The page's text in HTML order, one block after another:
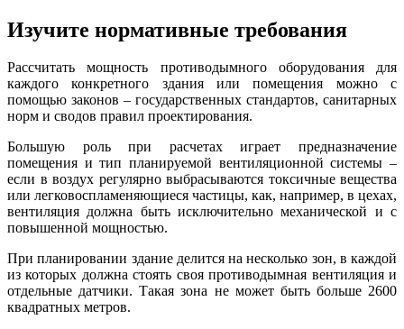
Изучите нормативные требования
Рассчитать мощность противодымного оборудования для
каждого конкретного здания или помещения можно с
помощью законов – государственных стандартов, санитарных
норм и сводов правил проектирования.
Большую роль при расчетах играет предназначение
помещения и тип планируемой вентиляционной системы –
если в воздух регулярно выбрасываются токсичные вещества
или легковоспламеняющиеся частицы, как, например, в цехах,
вентиляция должна быть исключительно механической и с
повышенной мощностью.
При планировании здание делится на несколько зон, в каждой
из которых должна стоять своя противодымная вентиляция и
отдельные датчики. Такая зона не может быть больше 2600
квадратных метров.